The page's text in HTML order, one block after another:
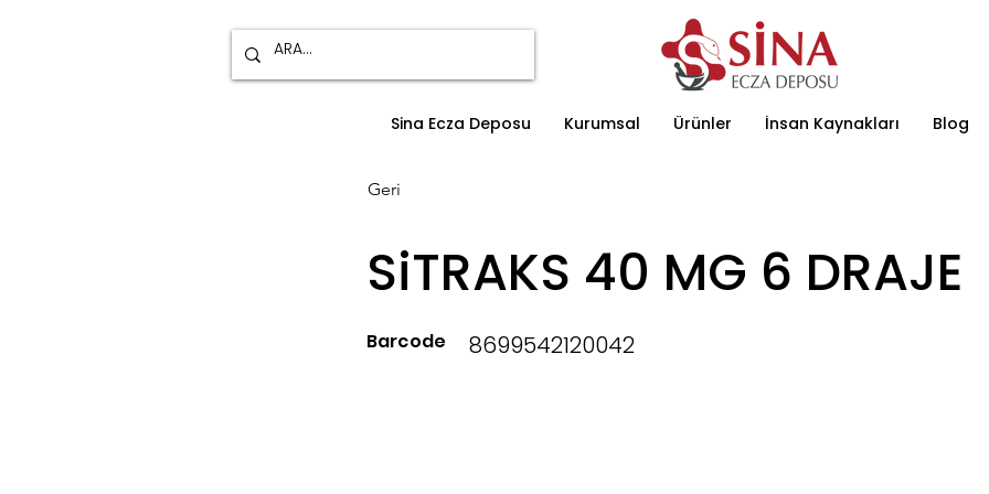
Sina Ecza Deposu Kurumsal Ürünler İnsan Kaynakları Blog
Geri
SiTRAKS 40 MG 6 DRAJE
Barcode 8699542120042